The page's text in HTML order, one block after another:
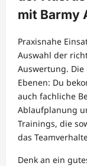
mit Barmy
Praxisnahe
Auswahl der
Auswertung.
Ebenen: Du
auch fachliche
Ablaufplanung
Trainings, die
das
Denk an ein